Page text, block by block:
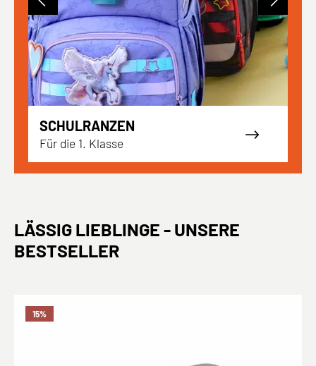
SCHULRANZEN
Für die 1. Klasse
LÄSSIG LIEBLINGE - UNSERE
BESTSELLER
15%